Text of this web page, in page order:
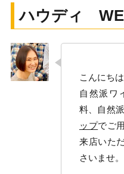
ハウディ
こんにち
自然派ワ
料、自然
ップでご
来店いた
さいませ。